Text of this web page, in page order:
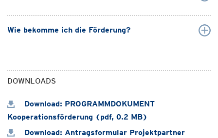
Wie bekomme ich die Förderung?
DOWNLOADS
Download: PROGRAMMDOKUMENT
Kooperationsförderung (pdf, 0.2 MB)
Download: Antragsformular Projektpartner